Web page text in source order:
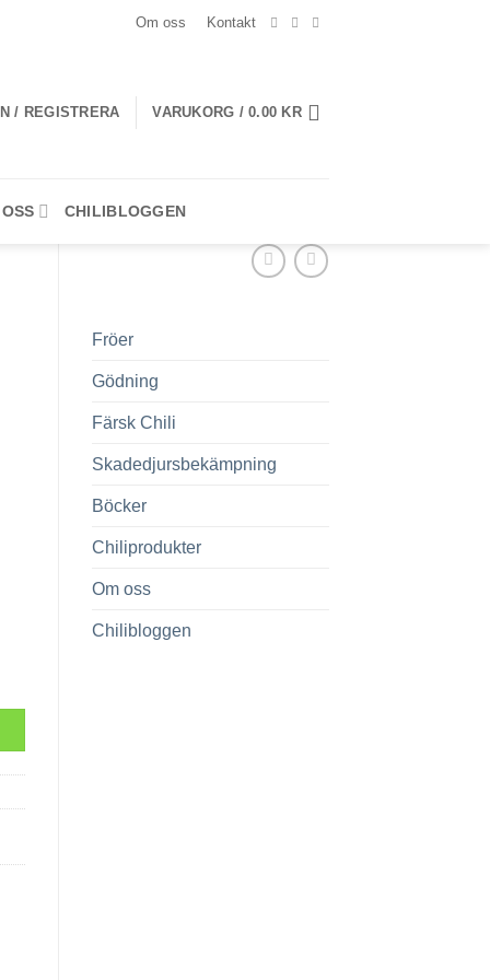
Om oss Kontakt
/ REGISTRERA VARUKORG /0.00 KR
CHILIBLOGGEN
Fröer
Gödning
Färsk Chili
Skadedjursbekämpning
Böcker
Chiliprodukter
Om oss
Chilibloggen